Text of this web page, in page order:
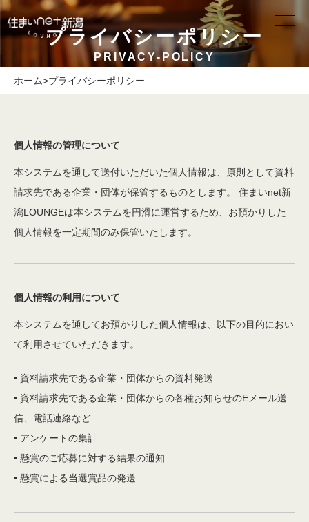
プライバシーポリシー
PRIVACY-POLICY
ホーム>プライバシーポリシー
個人情報の管理について
本システムを通して送付いただいた個人情報は、原則として資料
請求先である企業・団体が保管するものとします。 住まいnet新
潟LOUNGEは本システムを円滑に運営するため、お預かりした
個人情報を一定期間のみ保管いたします。
個人情報の利用について
本システムを通してお預かりした個人情報は、以下の目的におい
て利用させていただきます。
• 資料請求先である企業・団体からの資料発送
• 資料請求先である企業・団体からの各種お知らせのEメール送
信、電話連絡など
• アンケートの集計
• 懸賞のご応募に対する結果の通知
• 懸賞による当選賞品の発送